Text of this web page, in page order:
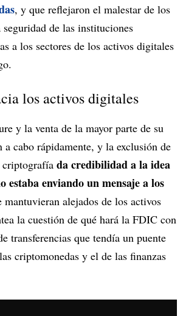
, y que reflejaron el malestar de los
de las instituciones
a los sectores de los activos digitales
los activos digitales
y la venta de la mayor parte de su
a cabo rápidamente, y la exclusión de
criptografía da credibilidad a la idea
estaba enviando un mensaje a los
mantuvieran alejados de los activos
la cuestión de qué hará la FDIC con
transferencias que tendía un puente
criptomonedas y el de las finanzas